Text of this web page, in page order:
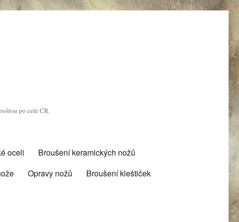
po celé ČR.
oceli
Broušení keramických nožů
Opravy nožů
Broušení kleštiček